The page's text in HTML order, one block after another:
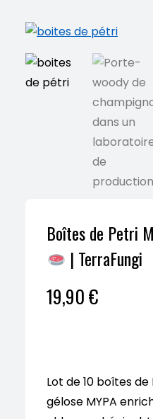
Boîtes de Petri
| TerraFungi
19,90€
Lot de 10 boîtes
gélose MYPA